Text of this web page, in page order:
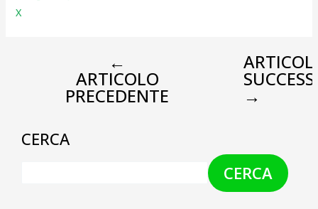
X
←
ARTICOLO
PRECEDENTE →
CERCA
CERCA